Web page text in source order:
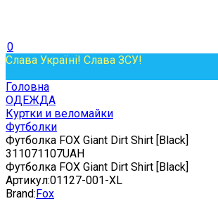
0
Слава Україні! Слава ЗСУ!
Головна
ОДЕЖДА
Куртки и веломайки
Футболки
Футболка FOX Giant Dirt Shirt [Black]
311071107UAH
Футболка FOX Giant Dirt Shirt [Black]
Артикул:01127-001-XL
Brand:Fox